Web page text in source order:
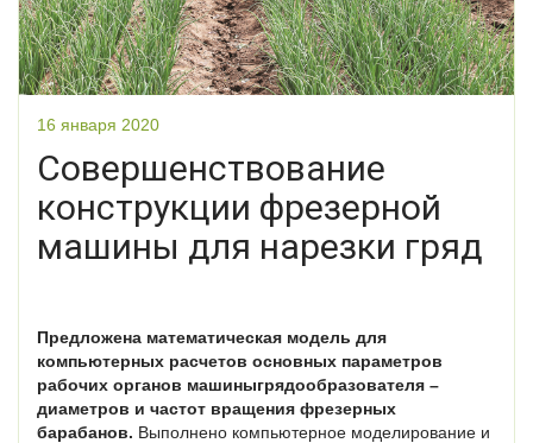
16 января 2020
Совершенствование
конструкции фрезерной
машины для нарезки гряд
Предложена математическая модель для
компьютерных расчетов основных параметров
рабочих органов машиныгрядообразователя –
диаметров и частот вращения фрезерных
барабанов. Выполнено компьютерное моделирование и